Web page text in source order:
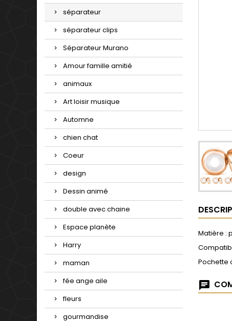
séparateur
séparateur clips
Séparateur Murano
Amour famille amitié
animaux
Art loisir musique
Automne
chien chat
Coeur
design
Dessin animé
double avec chaine
Espace planète
Harry
maman
fée ange aile
fleurs
gourmandise
Matière :
Pochette